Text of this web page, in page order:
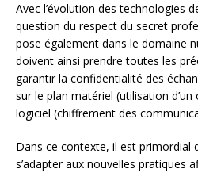
Avec l’évolution des technologies
question du respect du secret
pose également dans le domaine
doivent ainsi prendre toutes les
garantir la confidentialité des
sur le plan matériel (utilisation
logiciel (chiffrement des
Dans ce contexte, il est primordial
s’adapter aux nouvelles pratiques